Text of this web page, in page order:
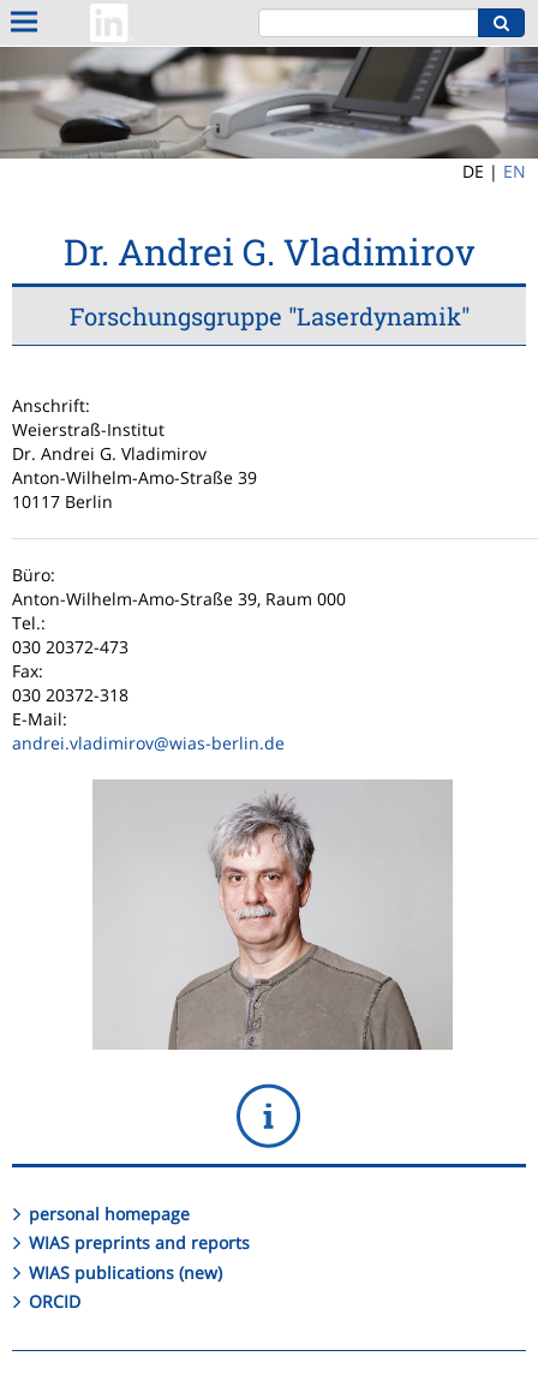
DE | EN
Dr. Andrei G. Vladimirov
Forschungsgruppe "Laserdynamik"
Anschrift:
Weierstraß-Institut
Dr. Andrei G. Vladimirov
Anton-Wilhelm-Amo-Straße 39
10117 Berlin
Büro:
Anton-Wilhelm-Amo-Straße 39, Raum 000
Tel.:
030 20372-473
Fax:
030 20372-318
E-Mail:
andrei.vladimirov@wias-berlin.de
personal homepage
WIAS preprints and reports
WIAS publications (new)
ORCID